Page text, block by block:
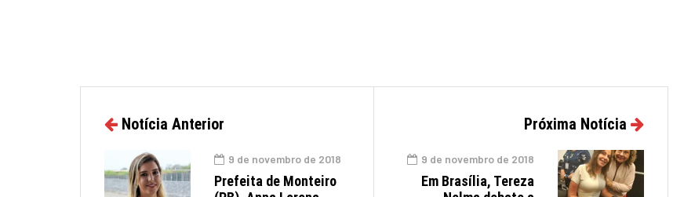
Notícia Anterior
9 de novembro de 2018
Prefeita de Monteiro
Próxima Notícia
9 de novembro de 2018
Em Brasília, Tereza